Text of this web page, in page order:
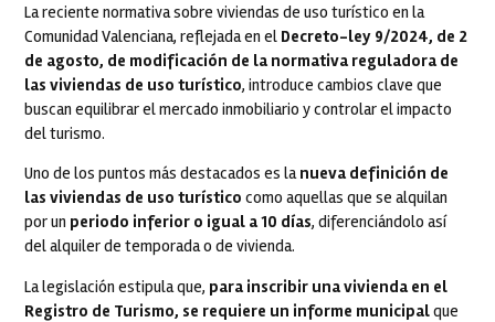
La reciente normativa sobre viviendas de uso turístico en la
Comunidad Valenciana, reflejada en el Decreto-ley 9/2024, de 2
de agosto, de modificación de la normativa reguladora de
las viviendas de uso turístico, introduce cambios clave que
buscan equilibrar el mercado inmobiliario y controlar el impacto
del turismo.
Uno de los puntos más destacados es lanueva definición de
las viviendas de uso turístico como aquellas que se alquilan
por un periodo inferior o igual a 10 días, diferenciándolo así
del alquiler de temporada o de vivienda.
La legislación estipula que, para inscribir una vivienda en el
Registro de Turismo, se requiere un informe municipalque